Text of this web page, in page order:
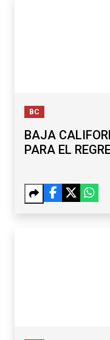
BC
BAJA
PARA EL